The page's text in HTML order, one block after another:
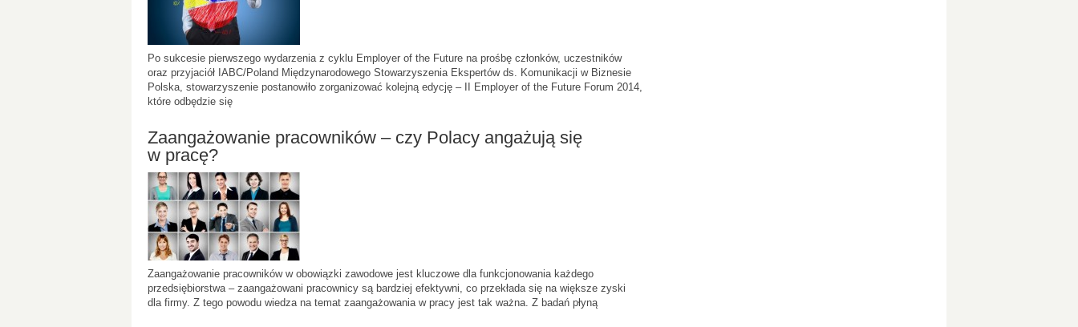
Po sukcesie pierwszego wydarzenia z cyklu Employer of the Future na prośbę członków, uczestników
oraz przyjaciół IABC/Poland Międzynarodowego Stowarzyszenia Ekspertów ds. Komunikacji w Biznesie
Polska, stowarzyszenie postanowiło zorganizować kolejną edycję – II Employer of the Future Forum 2014,
które odbędzie się
Zaangażowanie pracowników – czy Polacy angażują się
w pracę?
Zaangażowanie pracowników w obowiązki zawodowe jest kluczowe dla funkcjonowania każdego
przedsiębiorstwa – zaangażowani pracownicy są bardziej efektywni, co przekłada się na większe zyski
dla firmy. Z tego powodu wiedza na temat zaangażowania w pracy jest tak ważna. Z badań płyną